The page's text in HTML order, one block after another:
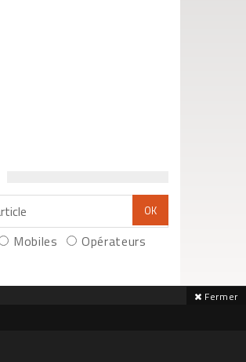
Mobiles Opérateurs
Fermer